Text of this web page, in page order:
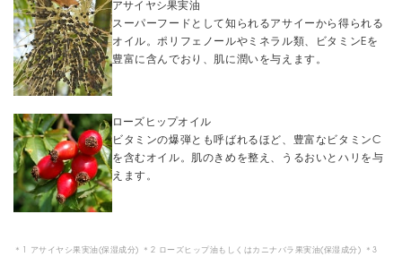
アサイヤシ果実油
スーパーフードとして知られるアサイーから得られる
オイル。ポリフェノールやミネラル類、ビタミンEを
豊富に含んでおり、肌に潤いを与えます。
ローズヒップオイル
ビタミンの爆弾とも呼ばれるほど、豊富なビタミンC
を含むオイル。肌のきめを整え、うるおいとハリを与
えます。
＊1 アサイヤシ果実油(保湿成分) ＊2 ローズヒップ油もしくはカニナバラ果実油(保湿成分) ＊3